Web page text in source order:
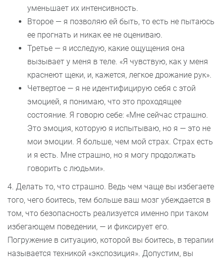
уменьшает их интенсивность.
Второе — я позволяю ей быть, то есть не пытаюсь
ее прогнать и никак ее не оцениваю.
Третье — я исследую, какие ощущения она
вызывает у меня в теле. «Я чувствую, как у меня
краснеют щеки, и, кажется, легкое дрожание рук».
Четвертое — я не идентифицирую себя с этой
эмоцией, я понимаю, что это проходящее
состояние. Я говорю себе: «Мне сейчас страшно.
Это эмоция, которую я испытываю, но я — это не
мои эмоции. Я больше, чем мой страх. Страх есть
и я есть. Мне страшно, но я могу продолжать
говорить с людьми».
4. Делать то, что страшно. Ведь чем чаще вы избегаете
того, чего боитесь, тем больше ваш мозг убеждается в
том, что безопасность реализуется именно при таком
избегающем поведении, — и фиксирует его.
Погружение в ситуацию, которой вы боитесь, в терапии
называется техникой «экспозиция». Допустим, вы